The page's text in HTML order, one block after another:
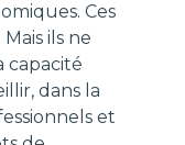
Ces
ils ne
capacité
dans la
et